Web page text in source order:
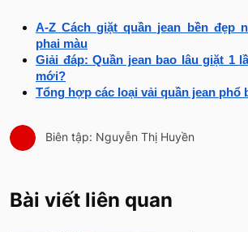
A-Z Cách giặt quần jean bền đẹp
phai màu
Giải đáp: Quần jean bao lâu giặt 1
mới?
Tổng hợp các loại vải quần jean phổ
Biên tập: Nguyễn Thị Huyền
Bài viết liên quan